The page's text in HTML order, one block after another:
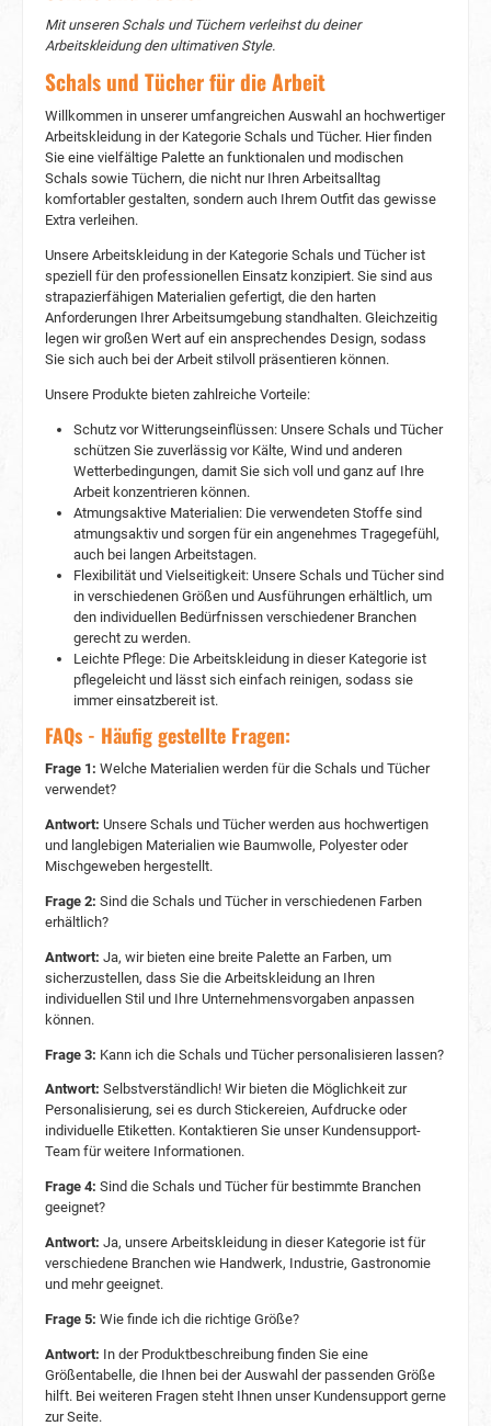
trägt man den Planam Strickloop? Der Planam
Strickloop kann auf verschiedene Arten
getragen werden, je nach Ihrem persönlichen Stil
beliebte Tragevarianten: Schalvariante: Wickeln
Sie den Strickloop zweimal um Ihren Hals und
lassen Sie die Enden locker hängen. Diese
Variante eignet sich gut für milde Temperaturen
oder als stilvolles Accessoire. Kapuzenversion:
Ziehen Sie den Strickloop über Ihren Kopf und
lassen Sie ihn als Kapuze auf Ihrem Rücken
ruhen. Diese Variante ist ideal, um Ihren Kopf
zu halten. Halstuchvariante: Falten Sie den
Strickloop in der Mitte, legen Sie ihn um Ihren
Hals und ziehen Sie die beiden Enden durch die
Schlaufe. Diese Variante ist perfekt für einen
lässigen Look und bietet zusätzlichen Schutz
vor Wind und Kälte. Styling-Tipps für den
zu verschiedenen Outfits und Anlässen gestylt
werden. Hier sind einige Styling-Tipps, um das
Beste aus Ihrem Strickloop herauszuholen:
Lässiger Look: Kombinieren Sie den Strickloop
mit einer Jeans, einem lockeren Pullover und
Stiefeletten für einen entspannten und lässigen
Look. Schicker Stil: Tragen Sie den Strickloop zu
einem eleganten Mantel, einer Hose und Stiefeln
für einen schickeren Look, der sowohl im Büro
als auch bei besonderen Anläss en gut aussieht.
Sportlich und warm: Kombinieren Sie den
Strickloop mit einer Sportjacke, Leggings und
Sneakers für einen sportlichen und dennoch
warmen Look während Ihrer Outdoor-
Aktivitäten. Pflegehinweise für den Planam
Strickloop Um sicherzustellen, dass Ihr Planam
wichtig, ihn richtig zu pflegen. Hier sind einige
Handwäsche empfohlen: Da der Strickloop aus
empfohlen, ihn per Hand in kaltem Wasser mit
einem milden Waschmittel zu waschen. Sanft
auswringen: Drücken Sie das überschüssige
Wasser vorsichtig aus dem Strickloop und
wringen Sie ihn nicht stark aus, um
Verformungen zu vermeiden. Flach trocknen:
und lassen Sie ihn an der Luft trocknen.
Vermeiden Sie direkte Sonneneinstrahlung und
Heizkörper, da dies das Material beschädigen
kann. Wenn nötig, können Sie ihn sanft glatt
(FAQs)1. Welche Größen sind für den Planam
Strickloop erhältlich? Der Planam Strickloop ist
in einer Universalgröße erhältlich, die den
meisten Menschen passt. 2. Aus welchem
Planam Strickloop besteht aus 100 % Polyacryl,
einem weichen und langlebigen Material. 3.
werden? Ja, der Planam Strickloop ist
besonders für kalte Wetterbedingungen
geeignet und hält Ihren Hals warm. 4. Ist der
Planam Strickloop maschinenwaschbar? Ja,
aber es wird empfohlen, den Strickloop per Hand
zu waschen, um Schäden am Material zu
vermeiden. 5. Kann der Planam Strickloop von
Männern und Frauen getragen werden? Ja, der
Planam Strickloop ist für Männer und Frauen
Mit unseren Schals und Tüchern verleihst du deiner
Arbeitskleidung den ultimativen Style.
Schals und Tücher für die Arbeit
Willkommen in unserer umfangreichen Auswahl an hochwertiger
Arbeitskleidung in der Kategorie Schals und Tücher. Hier finden
Sie eine vielfältige Palette an funktionalen und modischen
Schals sowie Tüchern, die nicht nur Ihren Arbeitsalltag
komfortabler gestalten, sondern auch Ihrem Outfit das gewisse
Extra verleihen.
Unsere Arbeitskleidung in der Kategorie Schals und Tücher ist
speziell für den professionellen Einsatz konzipiert. Sie sind aus
strapazierfähigen Materialien gefertigt, die den harten
Anforderungen Ihrer Arbeitsumgebung standhalten. Gleichzeitig
legen wir großen Wert auf ein ansprechendes Design, sodass
Sie sich auch bei der Arbeit stilvoll präsentieren können.
Unsere Produkte bieten zahlreiche Vorteile:
Schutz vor Witterungseinflüssen: Unsere Schals und Tücher
schützen Sie zuverlässig vor Kälte, Wind und anderen
Wetterbedingungen, damit Sie sich voll und ganz auf Ihre
Arbeit konzentrieren können.
Atmungsaktive Materialien: Die verwendeten Stoffe sind
atmungsaktiv und sorgen für ein angenehmes Tragegefühl,
auch bei langen Arbeitstagen.
Flexibilität und Vielseitigkeit: Unsere Schals und Tücher sind
in verschiedenen Größen und Ausführungen erhältlich, um
den individuellen Bedürfnissen verschiedener Branchen
gerecht zu werden.
Leichte Pflege: Die Arbeitskleidung in dieser Kategorie ist
pflegeleicht und lässt sich einfach reinigen, sodass sie
immer einsatzbereit ist.
FAQs - Häufig gestellte Fragen:
Frage 1: Welche Materialien werden für die Schals und Tücher
verwendet?
Antwort: Unsere Schals und Tücher werden aus hochwertigen
und langlebigen Materialien wie Baumwolle, Polyester oder
Mischgeweben hergestellt.
Frage 2: Sind die Schals und Tücher in verschiedenen Farben
erhältlich?
Antwort: Ja, wir bieten eine breite Palette an Farben, um
sicherzustellen, dass Sie die Arbeitskleidung an Ihren
individuellen Stil und Ihre Unternehmensvorgaben anpassen
können.
Frage 3: Kann ich die Schals und Tücher personalisieren lassen?
Antwort: Selbstverständlich! Wir bieten die Möglichkeit zur
Personalisierung, sei es durch Stickereien, Aufdrucke oder
individuelle Etiketten. Kontaktieren Sie unser Kundensupport-
Team für weitere Informationen.
Frage 4: Sind die Schals und Tücher für bestimmte Branchen
geeignet?
Antwort: Ja, unsere Arbeitskleidung in dieser Kategorie ist für
verschiedene Branchen wie Handwerk, Industrie, Gastronomie
und mehr geeignet.
Frage 5: Wie finde ich die richtige Größe?
Antwort: In der Produktbeschreibung finden Sie eine
Größentabelle, die Ihnen bei der Auswahl der passenden Größe
hilft. Bei weiteren Fragen steht Ihnen unser Kundensupport gerne
zur Seite.